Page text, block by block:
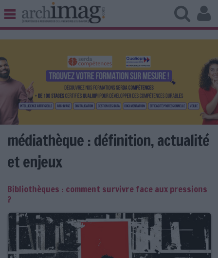
BIBLIOTHÈQUE ÉDITION
UNIVERS DATA
TRAVAIL COLLABORATIF
VIE NUMÉRIQUE
NUMÉRIQUE RESPONSABLE
LES NEWSLETTERS
LES GUIDES PRATIQUES
LES BASES DE DONNÉES
L'ESPACE EMPLOI
médiathèque : définition, actualité
et enjeux
Bibliothèques : comment survivre face aux pressions
?